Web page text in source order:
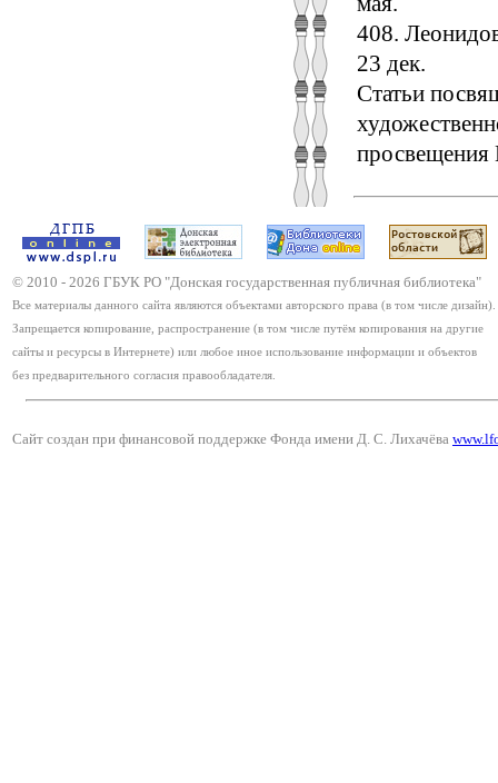
408.
23 дек.
Статьи
просвещения
© 2010 - 2026 ГБУК РО "Донская государственная публичная библиотека"
Все материалы данного сайта являются объектами авторского права (в том числе дизайн).
Запрещается копирование, распространение (в том числе путём копирования на другие
сайты и ресурсы в Интернете) или любое иное использование информации и объектов
без предварительного согласия правообладателя.
Сайт создан при финансовой поддержке Фонда имени Д. С. Лихачёва